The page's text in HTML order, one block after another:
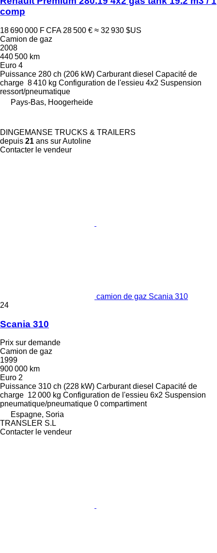
comp
18 690 000 F CFA 28 500 € ≈ 32 930 $US
Camion de gaz
2008
440 500 km
Euro 4
Puissance 280 ch (206 kW) Carburant diesel Capacité de
charge 8 410 kg Configuration de l'essieu 4x2 Suspension
ressort/pneumatique
Pays-Bas, Hoogerheide
DINGEMANSE TRUCKS & TRAILERS
depuis 21 ans sur Autoline
Contacter le vendeur
camion de gaz Scania 310
24
Scania 310
Prix sur demande
Camion de gaz
1999
900 000 km
Euro 2
Puissance 310 ch (228 kW) Carburant diesel Capacité de
charge 12 000 kg Configuration de l'essieu 6x2 Suspension
pneumatique/pneumatique 0 compartiment
Espagne, Soria
TRANSLER S.L
Contacter le vendeur